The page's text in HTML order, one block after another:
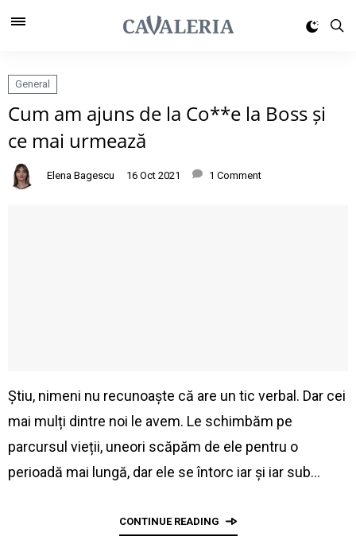
General
Cum am ajuns de la Co**e la Boss și
ce mai urmează
Elena Bagescu 16 Oct 2021 1 Comment
Știu, nimeni nu recunoaște că are un tic verbal. Dar cei
mai mulți dintre noi le avem. Le schimbăm pe
parcursul vieții, uneori scăpăm de ele pentru o
perioadă mai lungă, dar ele se întorc iar și iar sub…
CONTINUE READING